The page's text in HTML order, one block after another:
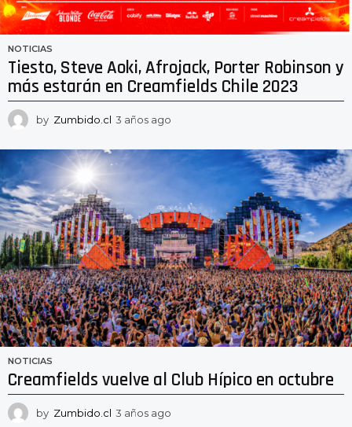
NOTICIAS
Tiesto, Steve Aoki, Afrojack, Porter Robinson y
más estarán en Creamfields Chile 2023
by Zumbido.cl 3 años ago
ñ
o
g
o
NOTICIAS
Creamfields vuelve al Club Hípico en octubre
by Zumbido.cl 3 años ago